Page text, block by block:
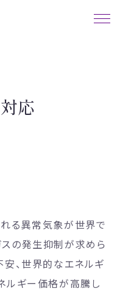
応
る異常気象が世界で
の発生抑制が求めら
安、世界的なエネルギ
ルギー価格が高騰し